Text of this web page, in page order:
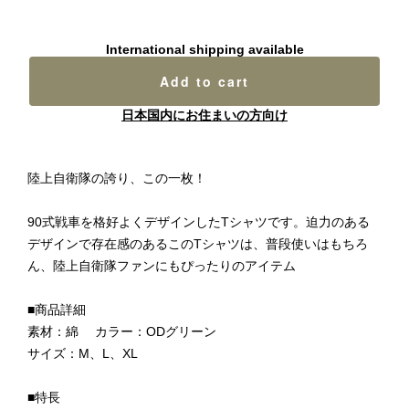
International shipping available
Add to cart
日本国内にお住まいの方向け
陸上自衛隊の誇り、この一枚！
90式戦車を格好よくデザインしたTシャツです。迫力のある
デザインで存在感のあるこのTシャツは、普段使いはもちろ
ん、陸上自衛隊ファンにもぴったりのアイテム
■商品詳細
素材：綿 カラー：ODグリーン
サイズ：M、L、XL
■特長